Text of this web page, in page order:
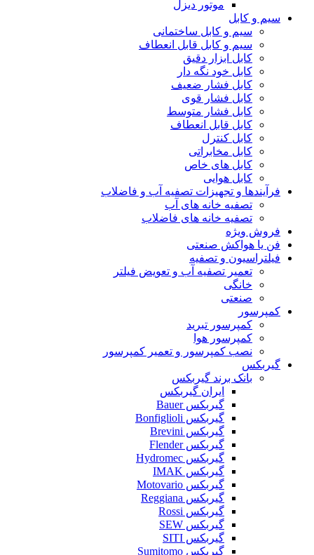
موتور دیزل
سیم و کابل
سیم و کابل ساختمانی
سیم و کابل قابل انعطاف
کابل ابزار دقیق
کابل خود نگه دار
کابل فشار ضعیف
کابل فشار قوی
کابل فشار متوسط
کابل قابل انعطاف
کابل کنترل
کابل مخابراتی
کابل های خاص
کابل هوایی
فرآیندها و تجهیزات تصفیه آب و فاضلاب
تصفیه خانه های آب
تصفیه خانه های فاضلاب
فروش ویژه
فن یا هواکش صنعتی
فیلتراسیون و تصفیه
تعمیر تصفیه آب و تعویض فیلتر
خانگی
صنعتی
کمپرسور
کمپرسور تبرید
کمپرسور هوا
نصب کمپرسور و تعمیر کمپرسور
گیربکس
بانک برند گیربکس
ایران گیربکس
گیربکس Bauer
گیربکس Bonfiglioli
گیربکس Brevini
گیربکس Flender
گیربکس Hydromec
گیربکس IMAK
گیربکس Motovario
گیربکس Reggiana
گیربکس Rossi
گیربکس SEW
گیربکس SITI
گیربکس Sumitomo